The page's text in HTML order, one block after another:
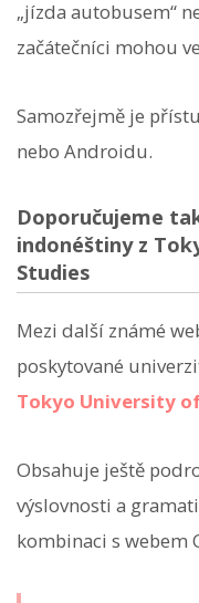
„jízda autobusem“
začátečníci mohou
Samozřejmě je
nebo Androidu.
Doporučujeme
indonéštiny z
Studies
Mezi další známé
poskytované
Tokyo University
Obsahuje ještě
výslovnosti a
kombinaci s webem